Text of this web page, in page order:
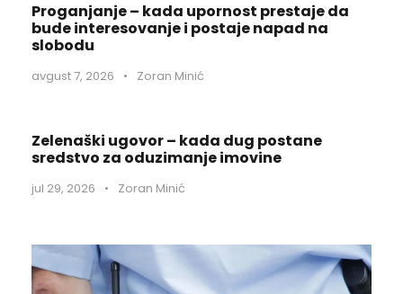
Proganjanje – kada upornost prestaje da
bude interesovanje i postaje napad na
slobodu
avgust 7, 2026 • Zoran Minić
Zelenaški ugovor – kada dug postane
sredstvo za oduzimanje imovine
jul 29, 2026 • Zoran Minić